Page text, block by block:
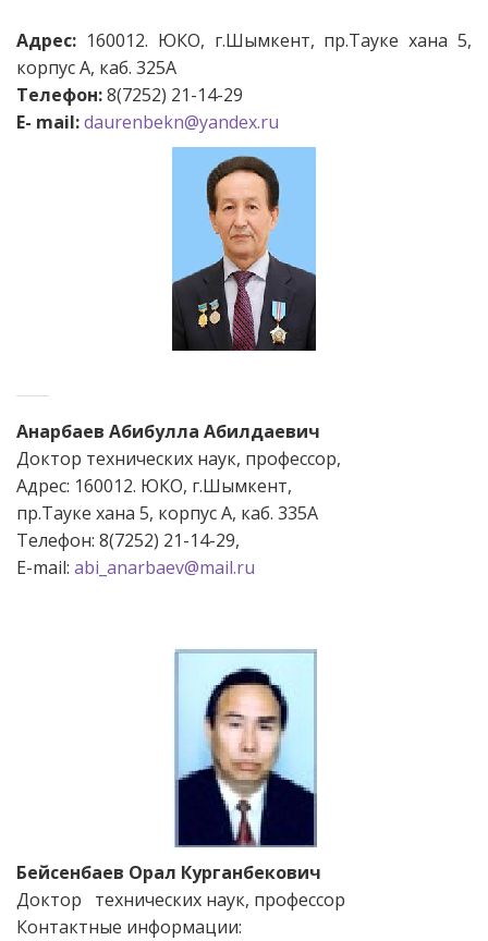
Адрес: 160012. ЮКО, г.Шымкент, пр.Тауке хана 5,
корпус А, каб. 325А
Телефон:8(7252) 21-14-29
Е- mail:daurenbekn@yandex.ru
Анарбаев Абибулла Абилдаевич
Доктор технических наук, профессор,
Адрес: 160012. ЮКО, г.Шымкент,
пр.Тауке хана 5, корпус А, каб. 335А
Телефон: 8(7252) 21-14-29,
Е-mail: abi_anarbaev@mail.ru
Бейсенбаев Орал Курганбекович
Доктор технических наук, профессор
Контактные информации: